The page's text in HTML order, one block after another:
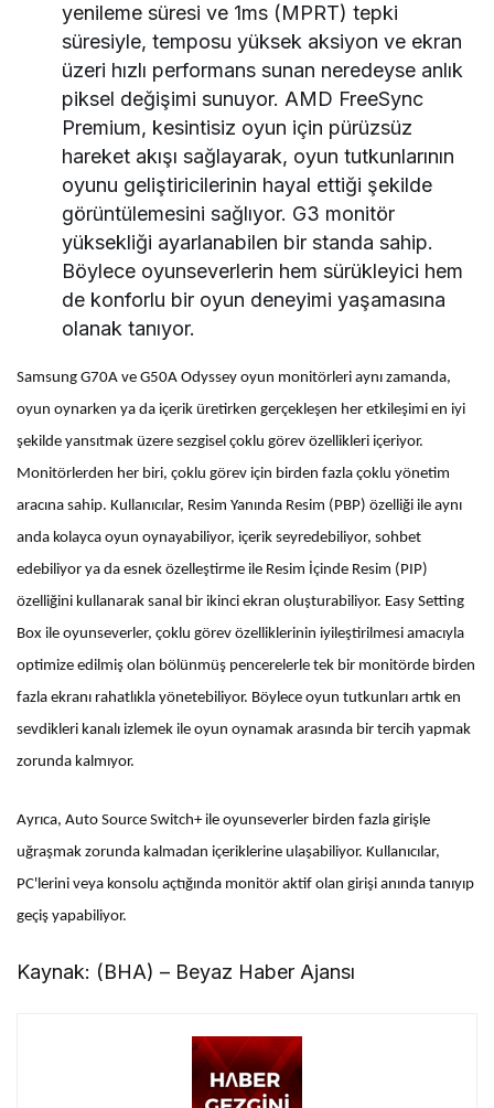
yenileme süresi ve 1ms (MPRT) tepki
süresiyle, temposu yüksek aksiyon ve ekran
üzeri hızlı performans sunan neredeyse anlık
piksel değişimi sunuyor. AMD FreeSync
Premium, kesintisiz oyun için pürüzsüz
hareket akışı sağlayarak, oyun tutkunlarının
oyunu geliştiricilerinin hayal ettiği şekilde
görüntülemesini sağlıyor. G3 monitör
yüksekliği ayarlanabilen bir standa sahip.
Böylece oyunseverlerin hem sürükleyici hem
de konforlu bir oyun deneyimi yaşamasına
olanak tanıyor.
Samsung G70A ve G50A Odyssey oyun monitörleri aynı zamanda,
oyun oynarken ya da içerik üretirken gerçekleşen her etkileşimi en iyi
şekilde yansıtmak üzere sezgisel çoklu görev özellikleri içeriyor.
Monitörlerden her biri, çoklu görev için birden fazla çoklu yönetim
aracına sahip. Kullanıcılar, Resim Yanında Resim (PBP) özelliği ile aynı
anda kolayca oyun oynayabiliyor, içerik seyredebiliyor, sohbet
edebiliyor ya da esnek özelleştirme ile Resim İçinde Resim (PIP)
özelliğini kullanarak sanal bir ikinci ekran oluşturabiliyor. Easy Setting
Box ile oyunseverler, çoklu görev özelliklerinin iyileştirilmesi amacıyla
optimize edilmiş olan bölünmüş pencerelerle tek bir monitörde birden
fazla ekranı rahatlıkla yönetebiliyor. Böylece oyun tutkunları artık en
sevdikleri kanalı izlemek ile oyun oynamak arasında bir tercih yapmak
zorunda kalmıyor.
Ayrıca, Auto Source Switch+ ile oyunseverler birden fazla girişle
uğraşmak zorunda kalmadan içeriklerine ulaşabiliyor. Kullanıcılar,
PC'lerini veya konsolu açtığında monitör aktif olan girişi anında tanıyıp
geçiş yapabiliyor.
Kaynak: (BHA) – Beyaz Haber Ajansı